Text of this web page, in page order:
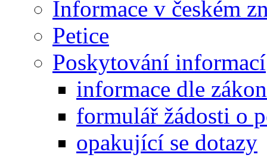
Informace v českém
Petice
Poskytování informací
informace dle
formulář žádosti o
opakující se dotazy